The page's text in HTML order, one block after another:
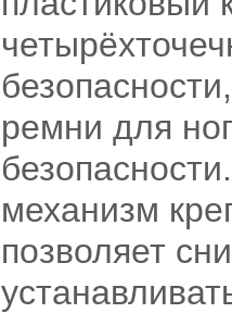
ремни для
механизм
позволяет